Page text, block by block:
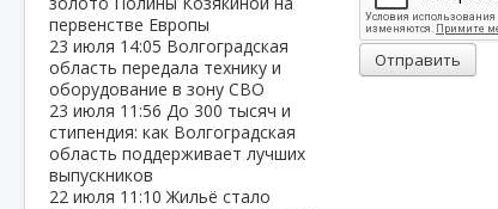
первенстве Европы
23 июля 14:05 Волгоградская
область передала технику и
оборудование в зону СВО
23 июля 11:56 До 300 тысяч и
стипендия: как Волгоградская
область поддерживает лучших
выпускников
22 июля 11:10Жильё стало
Отправить